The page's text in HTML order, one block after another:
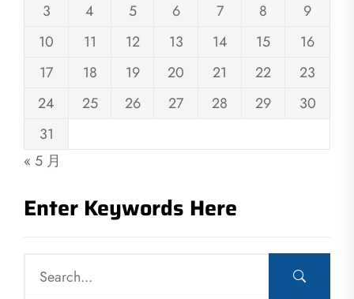
3
4 5 6 7 8
9
10
11 12 13 14 15
16
17
18 19 20 21 22
23
24
25 26 27 28 29
30
31
« 5 月
Enter Keywords Here